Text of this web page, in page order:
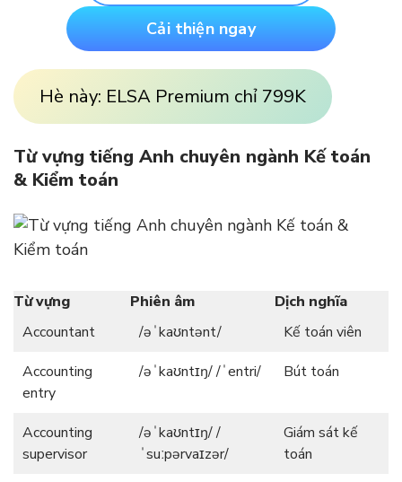
Cải thiện ngay
Hè này: ELSA Premium chỉ 799K
Từ vựng tiếng Anh chuyên ngành Kế toán
& Kiểm toán
Từ vựng Phiên âm
Dịch nghĩa
Accountant
/əˈkaʊntənt/
Kế toán viên
Accounting
entry
/əˈkaʊntɪŋ/ /ˈentri/ Bút toán
Accounting
supervisor
/əˈkaʊntɪŋ/ /
ˈsuːpərvaɪzər/
Giám sát kế
toán